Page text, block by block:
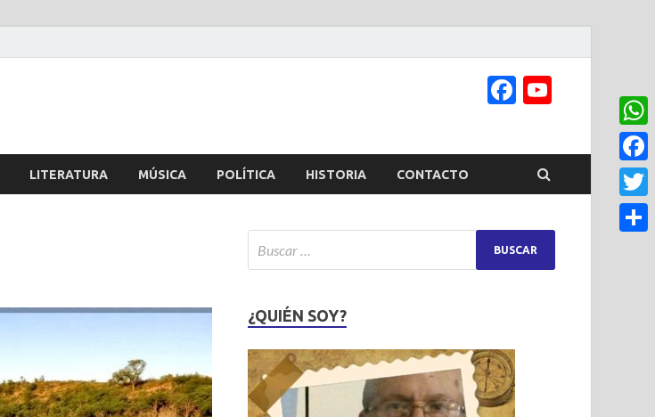
Facebook
Channel
LITERATURA MÚSICA POLÍTICA HISTORIA CONTACTO
¿QUIÉN SOY?